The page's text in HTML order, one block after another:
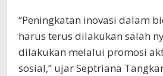
“Peningkatan inovasi dalam
harus terus dilakukan salah
dilakukan melalui promosi
sosial,” ujar Septriana